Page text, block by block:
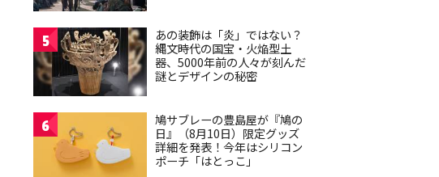
5
あの装飾は「炎」ではない？
縄文時代の国宝・火焔型土
器、5000年前の人々が刻んだ
謎とデザインの秘密
6
鳩サブレーの豊島屋が『鳩の
日』（8月10日）限定グッズ
詳細を発表！今年はシリコン
ポーチ「はとっこ」